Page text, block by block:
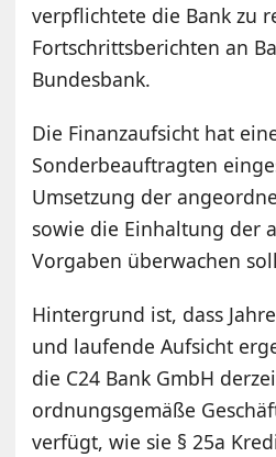
verpflichtete die Bank zu
Fortschrittsberichten an
Bundesbank.
Die Finanzaufsicht hat
Sonderbeauftragten
Umsetzung der
sowie die Einhaltung der
Vorgaben überwachen
Hintergrund ist, dass
und laufende Aufsicht
die C24 Bank GmbH
ordnungsgemäße
verfügt, wie sie § 25a